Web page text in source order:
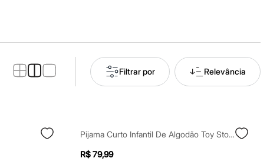
Filtrar por Relevância
Pijama Curto Infantil De Algodão Toy Story Bege
R$ 79,99